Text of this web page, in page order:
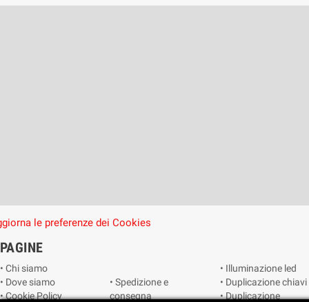
le preferenze dei Cookies
PAGINE
• Chi siamo
• Dove siamo
• Cookie Policy
• Spedizione e
consegna
• Illuminazione led
• Duplicazione chiavi
• Duplicazione